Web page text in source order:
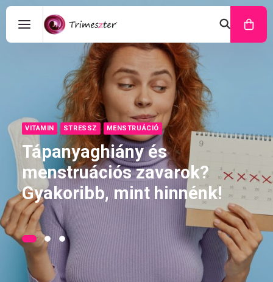
VITAMIN STRESSZ MENSTRUÁCIÓ
Tápanyaghiány és
menstruációs zavarok?
Gyakoribb, mint hinnénk!